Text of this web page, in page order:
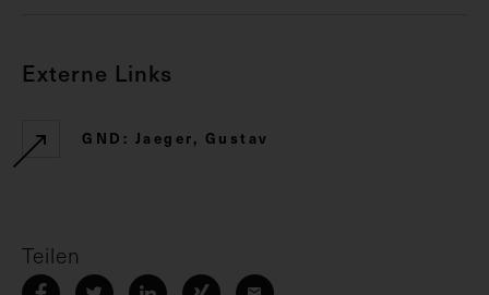
Externe Links
GND: Jaeger, Gustav
Teilen